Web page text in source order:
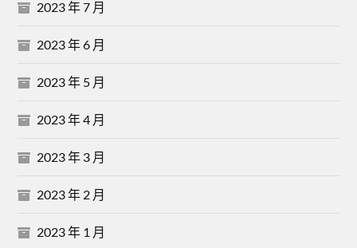
2023 年 7 月
2023 年 6 月
2023 年 5 月
2023 年 4 月
2023 年 3 月
2023 年 2 月
2023 年 1 月